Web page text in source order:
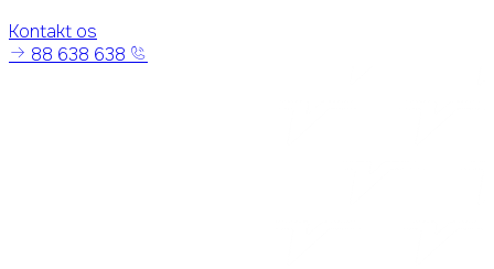
Kontakt os
88 638 638